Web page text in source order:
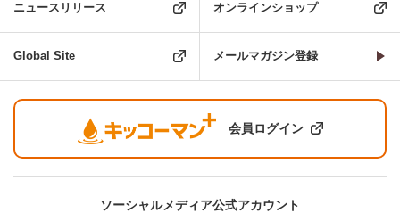
ニュースリリース オンラインショップ
Global Site メールマガジン登録
会員ログイン
ソーシャルメディア公式アカウント